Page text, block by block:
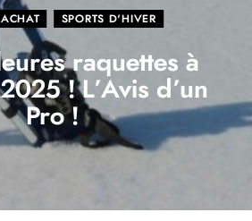
SPORTS D'HIVER
raquettes à
! L’Avis d’un
Pro !